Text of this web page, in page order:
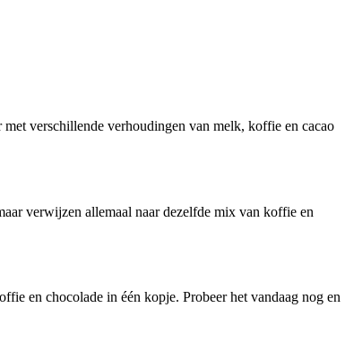
verschillende verhoudingen van melk, koffie en cacao
verwijzen allemaal naar dezelfde mix van koffie en
en chocolade in één kopje. Probeer het vandaag nog en